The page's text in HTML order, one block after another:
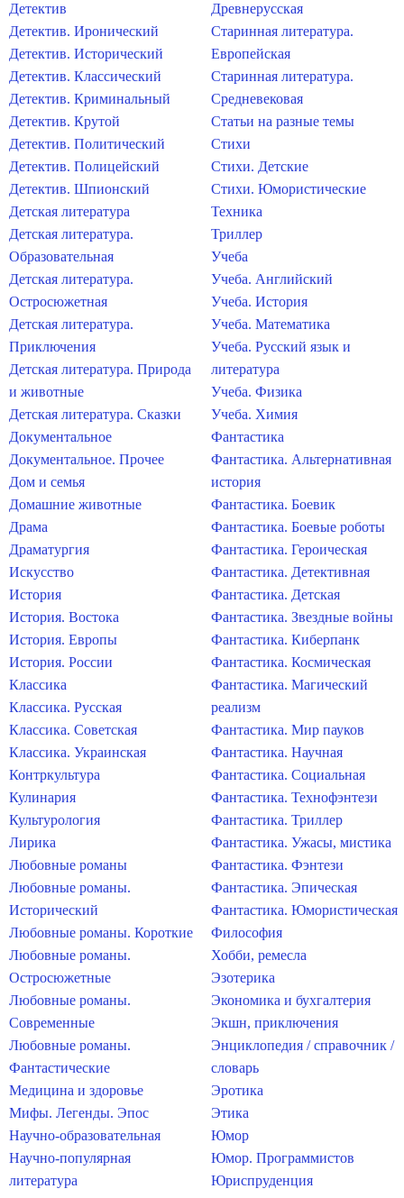
Детектив
Детектив. Иронический
Детектив. Исторический
Детектив. Классический
Детектив. Криминальный
Детектив. Крутой
Детектив. Политический
Детектив. Полицейский
Детектив. Шпионский
Детская литература
Детская литература.
Образовательная
Детская литература.
Остросюжетная
Детская литература.
Приключения
Детская литература. Природа
и животные
Детская литература. Сказки
Документальное
Документальное. Прочее
Дом и семья
Домашние животные
Драма
Драматургия
Искусство
История
История. Востока
История. Европы
История. России
Классика
Классика. Русская
Классика. Советская
Классика. Украинская
Контркультура
Кулинария
Культурология
Лирика
Любовные романы
Любовные романы.
Исторический
Любовные романы. Короткие
Любовные романы.
Остросюжетные
Любовные романы.
Современные
Любовные романы.
Фантастические
Медицина и здоровье
Мифы. Легенды. Эпос
Научно-образовательная
Научно-популярная
литература
Древнерусская
Старинная литература.
Европейская
Старинная литература.
Средневековая
Статьи на разные темы
Стихи
Стихи. Детские
Стихи. Юмористические
Техника
Триллер
Учеба
Учеба. Английский
Учеба. История
Учеба. Математика
Учеба. Русский язык и
литература
Учеба. Физика
Учеба. Химия
Фантастика
Фантастика. Альтернативная
история
Фантастика. Боевик
Фантастика. Боевые роботы
Фантастика. Героическая
Фантастика. Детективная
Фантастика. Детская
Фантастика. Звездные войны
Фантастика. Киберпанк
Фантастика. Космическая
Фантастика. Магический
реализм
Фантастика. Мир пауков
Фантастика. Научная
Фантастика. Социальная
Фантастика. Технофэнтези
Фантастика. Триллер
Фантастика. Ужасы, мистика
Фантастика. Фэнтези
Фантастика. Эпическая
Фантастика. Юмористическая
Философия
Хобби, ремесла
Эзотерика
Экономика и бухгалтерия
Экшн, приключения
Энциклопедия / справочник /
словарь
Эротика
Этика
Юмор
Юмор. Программистов
Юриспруденция